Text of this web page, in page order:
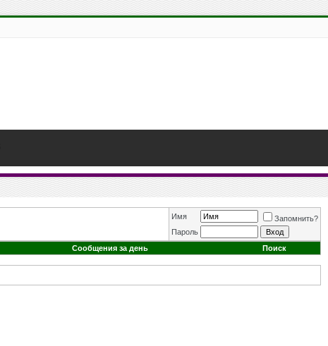
Имя
Запомнить?
Пароль
Сообщения за день Поиск